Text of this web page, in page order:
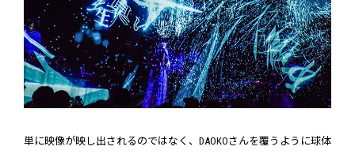
単に映像が映し出されるのではなく、DAOKOさんを覆うように球体